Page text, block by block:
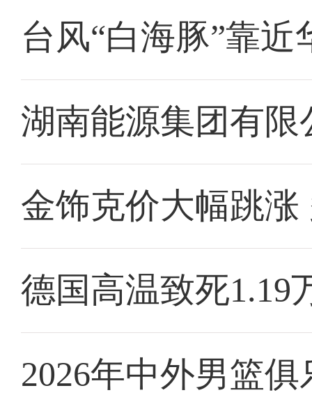
台风“白海豚”靠近
湖南能源集团有
金饰克价大幅跳
德国高温致死
2026年中外男篮